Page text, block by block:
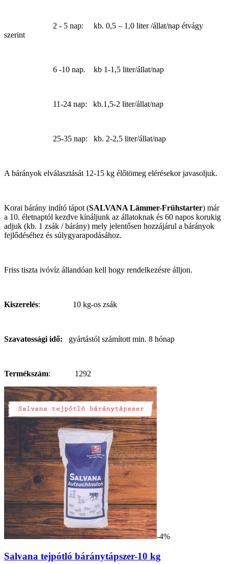
2 - 5 nap: kb. 0,5 – 1,0 liter /állat/nap étvágy
szerint
6 -10 nap. kb 1-1,5 liter/állat/nap
11-24 nap: kb.1,5-2 liter/állat/nap
25-35 nap: kb. 2-2,5 liter/állat/nap
A bárányok elválasztását 12-15 kg élőtömeg elérésekor javasoljuk.
Korai bárány indító tápot (SALVANA Lämmer-Frühstarter) már
a 10. életnaptól kezdve kínáljunk az állatoknak és 60 napos korukig
adjuk (kb. 1 zsák / bárány) mely jelentősen hozzájárul a bárányok
fejlődéséhez és súlygyarapodásához.
Friss tiszta ivóvíz állandóan kell hogy rendelkezésre álljon.
Kiszerelés: 10 kg-os zsák
Szavatossági idő: gyártástól számított min. 8 hónap
Termékszám: 1292
-4%
Salvana tejpótló báránytápszer-10 kg